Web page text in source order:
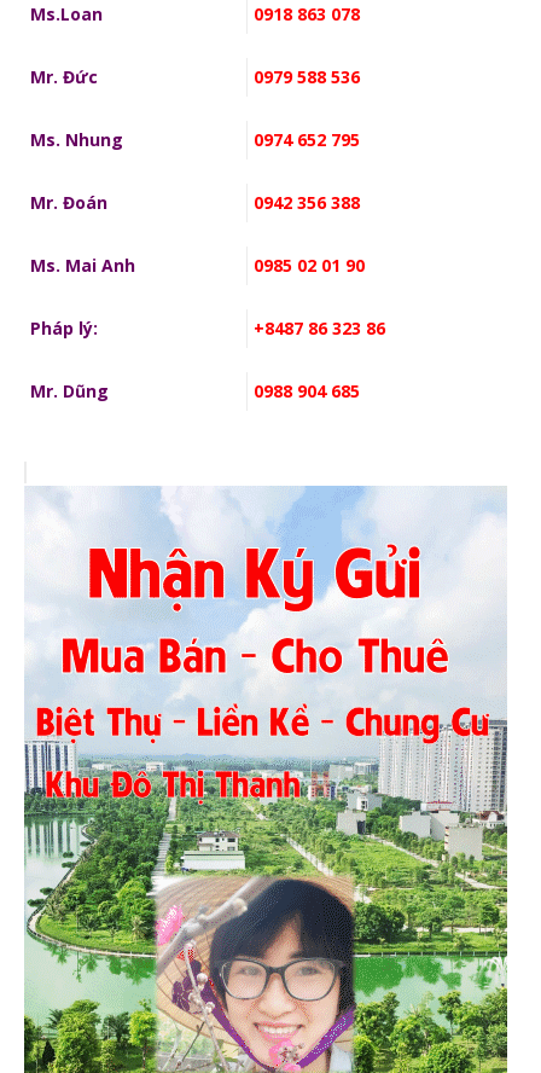
Ms.Loan 0918 863 078
Mr. Đức 0979 588 536
Ms. Nhung 0974 652 795
Mr. Đoán 0942 356 388
Ms. Mai Anh 0985 02 01 90
Pháp lý: +8487 86 323 86
Mr. Dũng 0988 904 685